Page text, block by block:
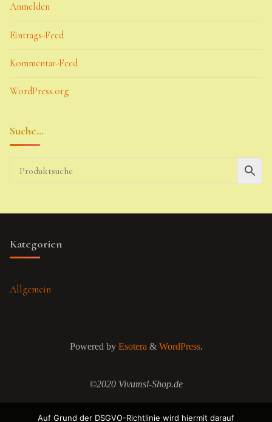
Anmelden
Eintrags-Feed
Kommentar-Feed
WordPress.org
Suche…
Kategorien
Allgemein
Powered byEsotera& WordPress.
©2020 Vivumsl-Shop.de
Auf Grund der DSGVO-Richtlinie wird hiermit darauf